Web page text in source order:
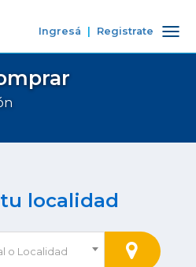
Ingresá Registrate
localidad
o Localidad